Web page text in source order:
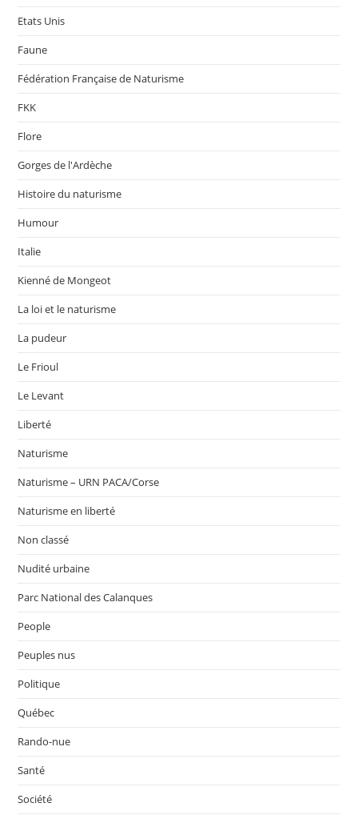
Etats Unis
Faune
Fédération Française de Naturisme
FKK
Flore
Gorges de l'Ardèche
Histoire du naturisme
Humour
Italie
Kienné de Mongeot
La loi et le naturisme
La pudeur
Le Frioul
Le Levant
Liberté
Naturisme
Naturisme – URN PACA/Corse
Naturisme en liberté
Non classé
Nudité urbaine
Parc National des Calanques
People
Peuples nus
Politique
Québec
Rando-nue
Santé
Société